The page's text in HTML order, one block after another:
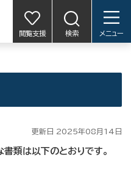
閲覧支援 検索 メニュー
更新日 2025年08月14日
類は以下のとおりです。